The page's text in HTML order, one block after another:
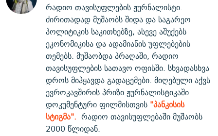
რადიო თავისუფლების ჟურნალისტი.
ძირითადად მუშაობს შიდა და საგარეო
პოლიტიკის საკითხებზე, ასევე აშუქებს
ეკონომიკისა და ადამიანის უფლებების
თემებს. მუშაობდა პრაღაში, რადიო
თავისუფლების სათავო ოფისში. სხვადასხვა
დროს მიჰყავდა გადაცემები. მიღებული აქვს
ევროკავშირის პრიზი ჟურნალისტიკაში
დოკუმენტური ფილმისთვის "პანკისის
სტიგმა". რადიო თავისუფლებაში მუშაობს
2000 წლიდან.